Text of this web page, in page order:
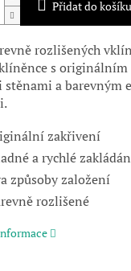
Přidat do košíku
rozlišených
s
a barevným
zakřivení
a rychlé
způsoby založení
rozlišené